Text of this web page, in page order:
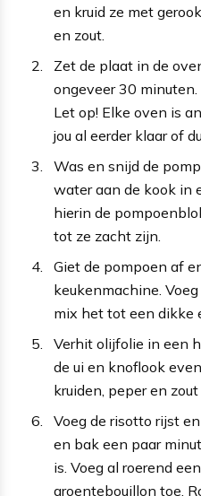
en kruid ze met
en zout.
Zet de plaat in de
ongeveer 30 minuten.
Let op! Elke oven is
jou al eerder klaar of
Was en snijd de
water aan de kook in
hierin de
tot ze zacht zijn.
Giet de pompoen af
keukenmachine.
mix het tot een dikke
Verhit olijfolie in een
de ui en knoflook
kruiden, peper en
Voeg de risotto rijst
en bak een paar
is. Voeg al roerend
groentebouillon toe.